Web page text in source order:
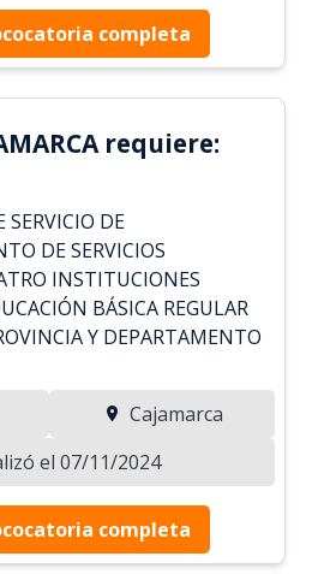
completa
requiere:
DE
DE SERVICIOS
INSTITUCIONES
BÁSICA REGULAR
Y DEPARTAMENTO
Cajamarca
el 07/11/2024
completa